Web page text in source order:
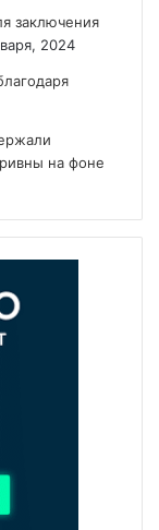
заключения
2024
на фоне